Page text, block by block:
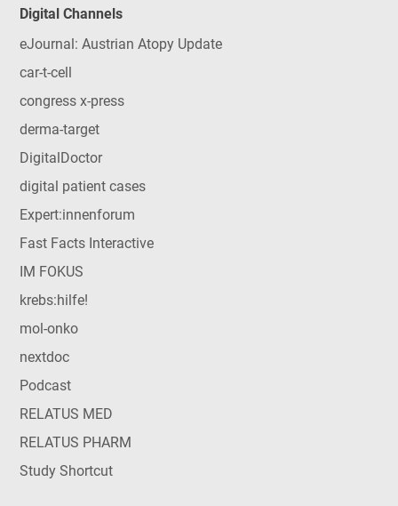
Digital Channels
eJournal: Austrian Atopy Update
car-t-cell
congress x-press
derma-target
DigitalDoctor
digital patient cases
Expert:innenforum
Fast Facts Interactive
IM FOKUS
krebs:hilfe!
mol-onko
nextdoc
Podcast
RELATUS MED
RELATUS PHARM
Study Shortcut